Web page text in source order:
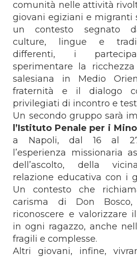
comunità nelle attività
giovani egiziani e migranti
un contesto segnato
culture, lingue e
differenti, i
sperimentare la
salesiana in Medio
fraternità e il dialogo
privilegiati di incontro e
Un secondo gruppo sarà
l’Istituto Penale per i
a Napoli, dal 16 al
l’esperienza missionaria
dell’ascolto, della
relazione educativa con i
Un contesto che
carisma di Don
riconoscere e valorizzare
in ogni ragazzo, anche
fragili e complesse.
Altri giovani, infine,